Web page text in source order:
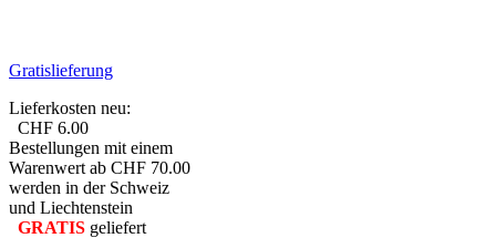
Gratislieferung
Lieferkosten neu:
CHF 6.00
Bestellungen mit einem
Warenwert ab CHF 70.00
werden in der Schweiz
und Liechtenstein
GRATIS geliefert